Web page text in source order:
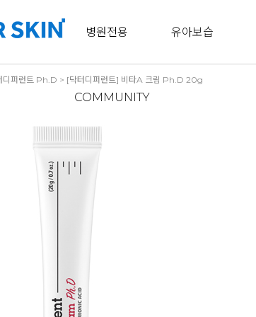
병원전용 유아보습
COMMUNITY
디퍼런트 Ph.D > [닥터디퍼런트] 비타A 크림 Ph.D 20g